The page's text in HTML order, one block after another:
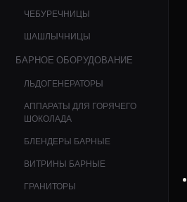
ЧЕБУРЕЧНИЦЫ
ШАШЛЫЧНИЦЫ
БАРНОЕ ОБОРУДОВАНИЕ
ЛЬДОГЕНЕРАТОРЫ
АППАРАТЫ ДЛЯ ГОРЯЧЕГО
ШОКОЛАДА
БЛЕНДЕРЫ БАРНЫЕ
ВИТРИНЫ БАРНЫЕ
ГРАНИТОРЫ